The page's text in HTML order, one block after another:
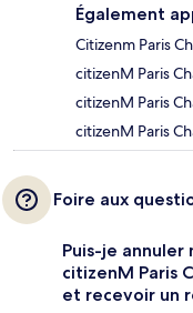
Également
Citizenm Paris
citizenM Paris
citizenM Paris
citizenM Paris
Foire aux
Puis-je annuler
citizenM Paris
et recevoir un